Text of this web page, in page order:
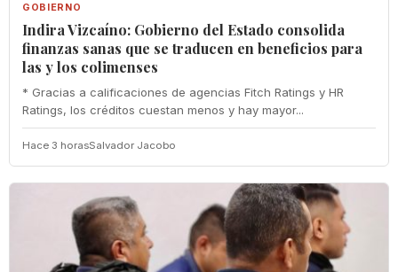
GOBIERNO
Indira Vizcaíno: Gobierno del Estado consolida
finanzas sanas que se traducen en beneficios para
las y los colimenses
* Gracias a calificaciones de agencias Fitch Ratings y HR
Ratings, los créditos cuestan menos y hay mayor...
Hace 3 horasSalvador Jacobo